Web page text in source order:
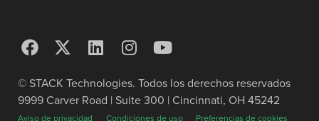
© STACK Technologies. Todos los derechos reservados
9999 Carver Road | Suite 300 | Cincinnati, OH 45242
Aviso de privacidad Condiciones de uso Preferencias de cookies